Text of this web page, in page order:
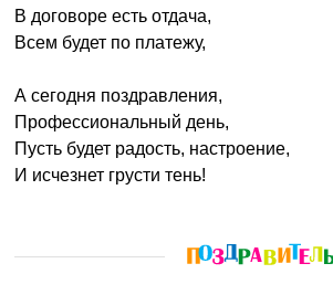
В договоре есть отдача,
Всем будет по платежу,
А сегодня поздравления,
Профессиональный день,
Пусть будет радость, настроение,
И исчезнет грусти тень!